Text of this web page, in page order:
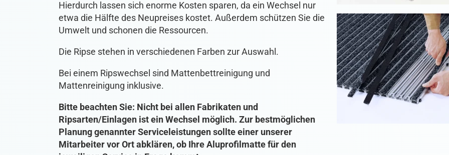
Hierdurch lassen sich enorme Kosten sparen, da ein Wechsel nur
etwa die Hälfte des Neupreises kostet. Außerdem schützen Sie die
Umwelt und schonen die Ressourcen.
Die Ripse stehen in verschiedenen Farben zur Auswahl.
Bei einem Ripswechsel sind Mattenbettreinigung und
Mattenreinigung inklusive.
Bitte beachten Sie: Nicht bei allen Fabrikaten und
Ripsarten/Einlagen ist ein Wechsel möglich. Zur bestmöglichen
Planung genannter Serviceleistungen sollte einer unserer
Mitarbeiter vor Ort abklären, ob Ihre Aluprofilmatte für den